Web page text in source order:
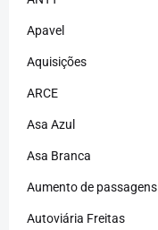
Apavel
Aquisições
ARCE
Asa Azul
Asa Branca
Aumento de passagens
Autoviária Freitas